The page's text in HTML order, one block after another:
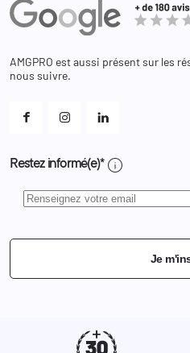
Equipements
Bagagerie
Adresses
Bons de réduction
Et les cookies ?
AMGPRO est aussi présent sur les
nous suivre.
Restez informé(e)* info
Je